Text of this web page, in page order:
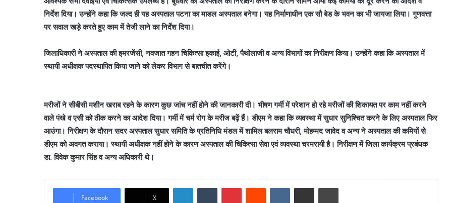
निर्देश दिया। उन्होंने कहा कि जल्द ही यह अस्पताल पटना का माडल अस्पताल बनेगा। यह निर्माणाधीन एक सौ बेड के भवन का भी जायजा लिया। गुणवत्ता
पर सवाल खड़े करते हुए काम में तेजी लाने का निर्देश दिया।
जिलाधिकारी ने अस्पताल की इमरजेंसी, नवजात गहन चिकित्सा इकाई, ओटी, पैथोलाजी व अन्य विभागों का निरीक्षण किया। उन्होंने कहा कि अस्पताल में
स्थायी अधीक्षक पदस्थापित किया जाने को लेकर विभाग से बातचीत करेंगे।
मरीजों ने सीबीसी मशीन खराब रहने के कारण कुछ जांच नहीं होने की जानकारी दी। भीषण गर्मी में परेशान हो रहे मरीजों की शिकायत पर काम नहीं करने
वाले पंखे व एसी को ठीक करने का आदेश दिया। गर्मी में चर्म रोग के मरीज बढ़ें हैं। डीएम ने कहा कि व्यवस्था में सुधार सुनिश्चित करने के लिए अस्पताल फिर
आउंगा। निरीक्षण के दौरान सदर अस्पताल सुधार समिति के प्रतिनिधि मंडल में शामिल बलराम चौधरी, मोहम्मद जावेद व अन्य ने अस्पताल की कमियों से
डीएम को अवगत कराया। स्थायी अधीक्षक नहीं होने के कारण अस्पताल की चिकित्सा सेवा एवं व्यवस्था चरमरायी है। निरीक्षण में जिला कार्यक्रम प्रबंधक
डा. विवेक कुमार सिंह व अन्य अधिकारी थे।
Facebook X
LinkedInTumblr PinterestReddit VKontakteShare via Email Print